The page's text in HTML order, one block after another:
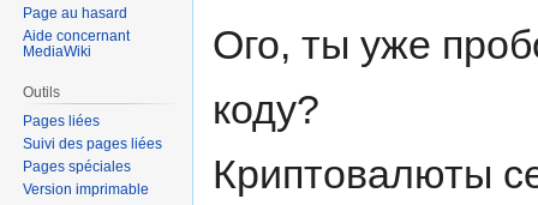
à
navigation
à
recherche
Ого, ты уже
коду?
Криптовалюты
Page au hasard
Aide concernant
MediaWiki
Outils
Pages liées
Suivi des pages liées
Pages spéciales
Version imprimable